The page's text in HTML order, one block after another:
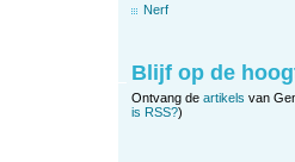
Nerf
Blijf op de
Ontvang de artikels van
is RSS?)